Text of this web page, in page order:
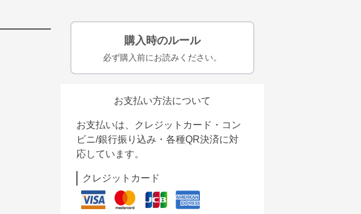
購入時のルール
必ず購入前にお読みください。
お支払い方法について
お支払いは、クレジットカード・コン
ビニ/銀行振り込み・各種QR決済に対
応しています。
クレジットカード